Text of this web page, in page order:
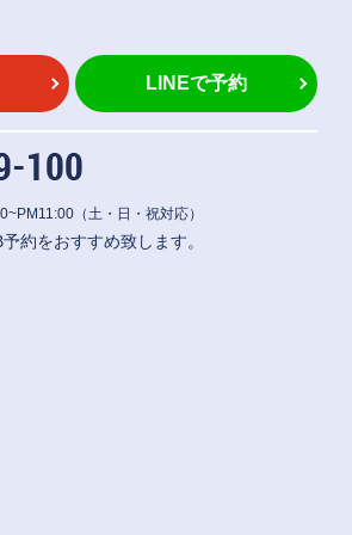
LINEで予約
（土・日・祝対応）
約をおすすめ致します。